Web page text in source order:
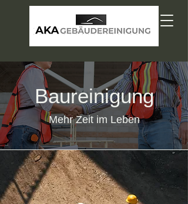
Baureinigung
Mehr Zeit im Leben